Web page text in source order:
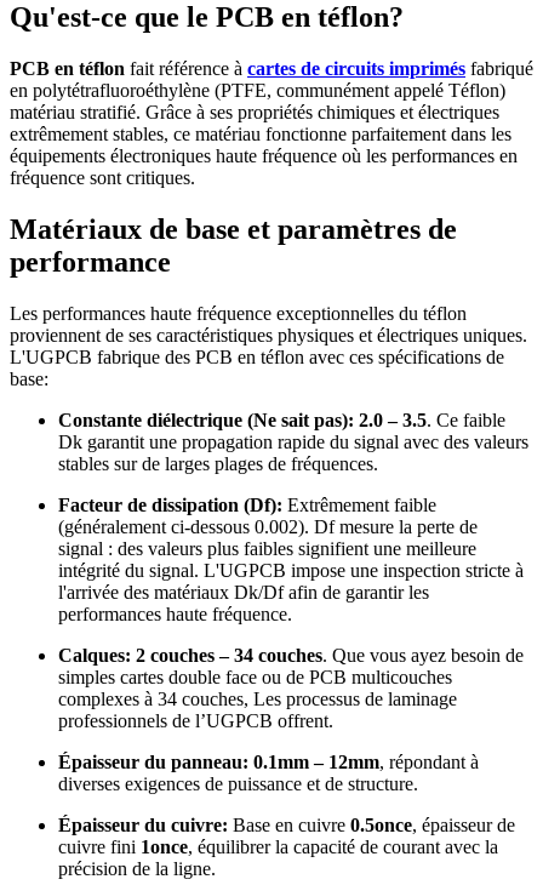
Qu'est-ce que le PCB en téflon?
PCB en téflon fait référence à cartes de circuits imprimés fabriqué
en polytétrafluoroéthylène (PTFE, communément appelé Téflon)
matériau stratifié. Grâce à ses propriétés chimiques et électriques
extrêmement stables, ce matériau fonctionne parfaitement dans les
équipements électroniques haute fréquence où les performances en
fréquence sont critiques.
Matériaux de base et paramètres de
performance
Les performances haute fréquence exceptionnelles du téflon
proviennent de ses caractéristiques physiques et électriques uniques.
L'UGPCB fabrique des PCB en téflon avec ces spécifications de
base:
Constante diélectrique (Ne sait pas): 2.0 – 3.5. Ce faible
Dk garantit une propagation rapide du signal avec des valeurs
stables sur de larges plages de fréquences.
Facteur de dissipation (Df): Extrêmement faible
(généralement ci-dessous 0.002). Df mesure la perte de
signal : des valeurs plus faibles signifient une meilleure
intégrité du signal. L'UGPCB impose une inspection stricte à
l'arrivée des matériaux Dk/Df afin de garantir les
performances haute fréquence.
Calques: 2 couches – 34 couches. Que vous ayez besoin de
simples cartes double face ou de PCB multicouches
complexes à 34 couches, Les processus de laminage
professionnels de l’UGPCB offrent.
Épaisseur du panneau: 0.1mm – 12mm, répondant à
diverses exigences de puissance et de structure.
Épaisseur du cuivre: Base en cuivre 0.5once, épaisseur de
cuivre fini 1once, équilibrer la capacité de courant avec la
précision de la ligne.